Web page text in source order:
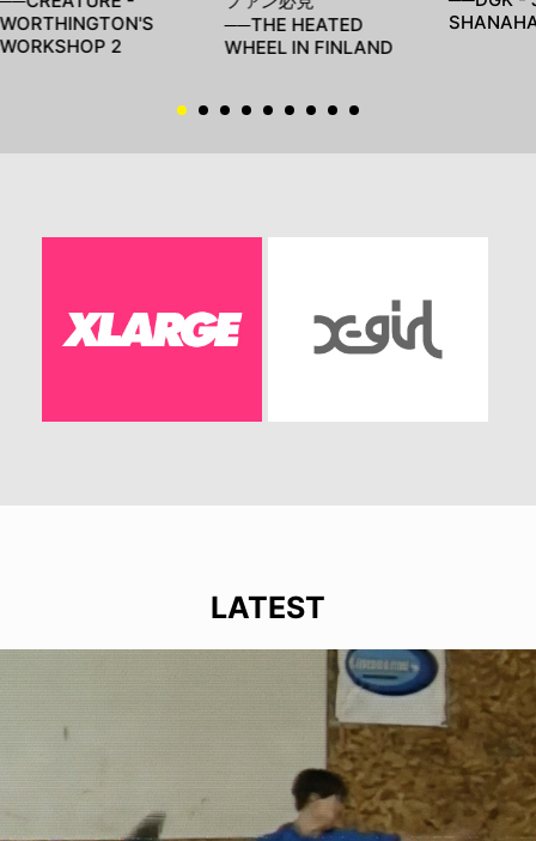
WORTHINGTON'S
WORKSHOP 2
──THE HEATED
WHEEL IN FINLAND
LATEST